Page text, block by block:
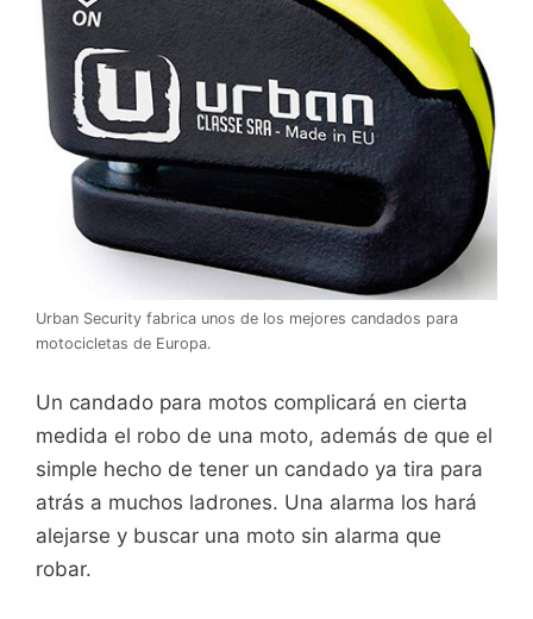
Urban Security fabrica unos de los mejores candados para
motocicletas de Europa.
Un candado para motos complicará en cierta
medida el robo de una moto, además de que el
simple hecho de tener un candado ya tira para
atrás a muchos ladrones. Una alarma los hará
alejarse y buscar una moto sin alarma que
robar.